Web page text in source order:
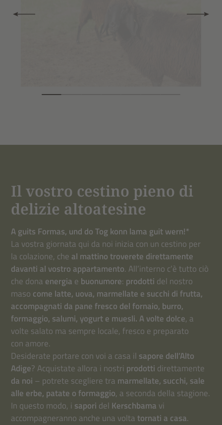
Il vostro cestino pieno di
delizie altoatesine
A guits Formas, und do Tog konn lama guit wern!*
La vostra giornata qui da noi inizia con un cestino per
la colazione, che al mattino troverete direttamente
davanti al vostro appartamento. All’interno c’è tutto ciò
che dona energia e buonumore: prodotti del nostro
maso come latte, uova, marmellate e succhi di frutta,
accompagnati da pane fresco del fornaio, burro,
formaggio, salumi, yogurt e muesli. A volte dolce, a
volte salato ma sempre locale, fresco e preparato
con amore.
Desiderate portare con voi a casa il sapore dell’Alto
Adige? Acquistate allora i nostri prodotti direttamente
da noi – potrete scegliere tra marmellate, succhi, sale
alle erbe, patate o formaggio, a seconda della stagione.
In questo modo, i sapori del Kerschbama vi
accompagneranno anche una voltatornati a casa.